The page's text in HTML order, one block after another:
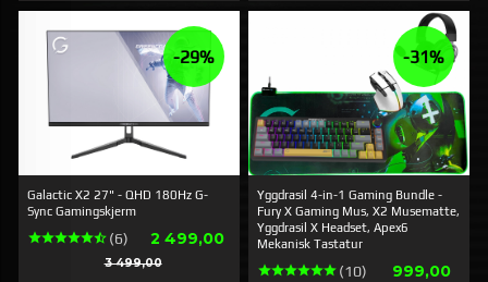
Galactic X2 27" - QHD 180Hz G-
Sync Gamingskjerm
(6) Tilbud
2 499,00
3 499,00Rabatt
-29%
Yggdrasil 4-in-1 Gaming Bundle -
Fury X Gaming Mus, X2 Musematte,
Yggdrasil X Headset, Apex6
Mekanisk Tastatur
(10) Tilbud
999,00
-31%